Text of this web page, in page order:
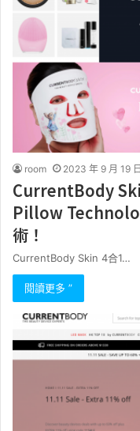
room 2023 年 9 月 19 日
CurrentBody
Pillow
術！
CurrentBody Skin 4合1…
閱讀更多 ”